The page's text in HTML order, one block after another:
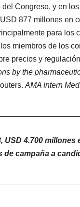
Congreso, y en
877 millones en
para los
miembros de los
precios y
by the
AMA Intern
USD 4.700
de campaña a